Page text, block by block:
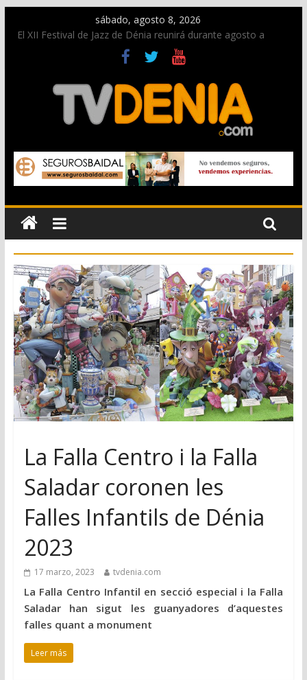
sábado, agosto 8, 2026
El XII Festival de Jazz de Dénia reunirá durante agosto a
figuras nacionales e internacionales en los Jardins de
Una nueva oportunidad para donar sangre en Cruz Roja
El bando moro protagonista en la Segunda Entraeta Festera
Paco Adsuar dona al Arxiu de Dénia más de 50.000 imágenes
La Entraeta Festera llena de ambiente la calle Marqués de
Campo con la recepción a la Capitanía Cristiana
La Falla Centro i la Falla
Saladar coronen les
Falles Infantils de Dénia
2023
17 marzo, 2023 tvdenia.com
La Falla Centro Infantil en secció especial i la Falla
Saladar han sigut les guanyadores d’aquestes
falles quant a monument
Leer más